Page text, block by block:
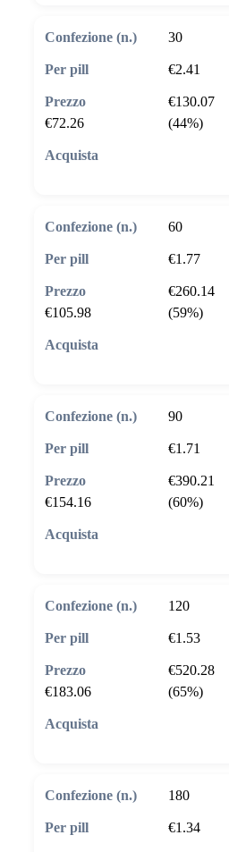
30
€2.41
€130.07
€72.26
(44%)
60
€1.77
€260.14
€105.98
(59%)
90
€1.71
€390.21
€154.16
(60%)
120
€1.53
€520.28
€183.06
(65%)
180
€1.34